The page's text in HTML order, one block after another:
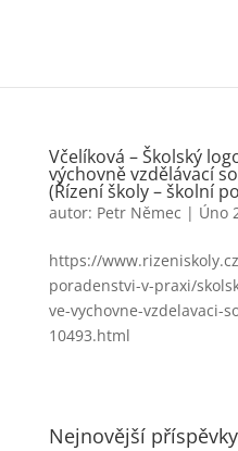
Včelíková – Školský
výchovně vzdělávací
(Řízení školy – školní
autor: Petr Němec | Úno
https://
poradenstvi-v-praxi/
ve-vychovne-vzdelavaci-
10493.html
Nejnovější příspěvky